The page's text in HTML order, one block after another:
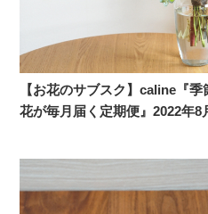
【お花のサブスク】caline『
花が毎月届く定期便』2022年8